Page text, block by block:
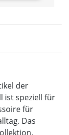
der
ist speziell für
für
Das